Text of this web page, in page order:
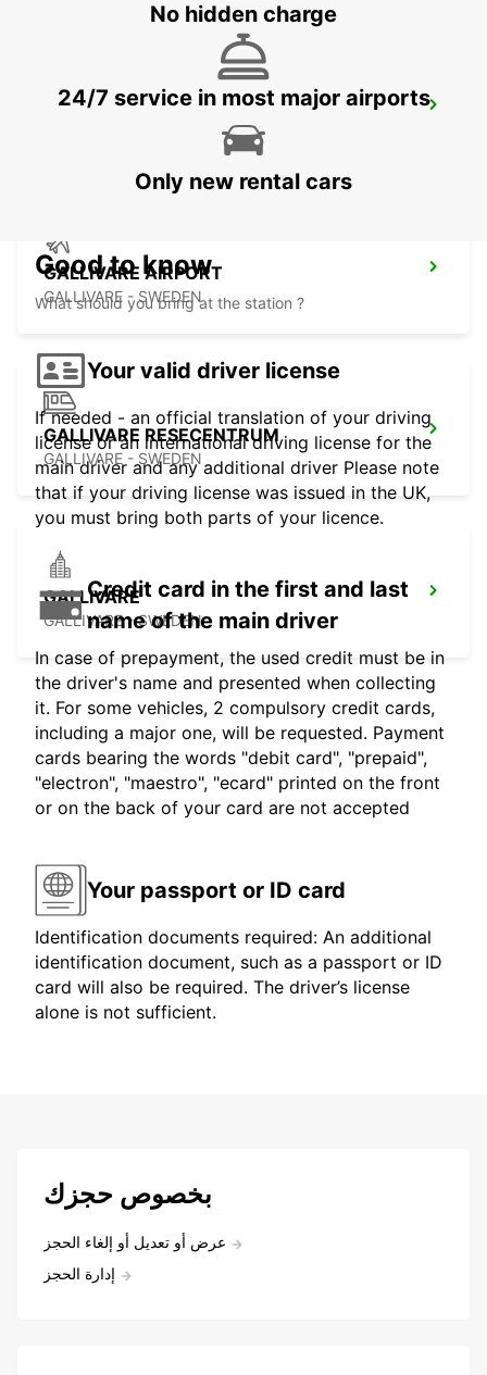
IVALO AIRPORT
GALLIVARE AIRPORT
GALLIVARE - SWEDEN
GALLIVARE RESECENTRUM
GALLIVARE - SWEDEN
GALLIVARE
GALLIVARE - SWEDEN
No hidden charge
24/7 service in most major airports
Only new rental cars
Good to know
What should you bring at the station ?
Your valid driver license
If needed - an official translation of your driving
license or an international driving license for the
main driver and any additional driver Please note
that if your driving license was issued in the UK,
you must bring both parts of your licence.
Credit card in the first and last
name of the main driver
In case of prepayment, the used credit must be in
the driver's name and presented when collecting
it. For some vehicles, 2 compulsory credit cards,
including a major one, will be requested. Payment
cards bearing the words "debit card", "prepaid",
"electron", "maestro", "ecard" printed on the front
or on the back of your card are not accepted
Your passport or ID card
Identification documents required: An additional
identification document, such as a passport or ID
card will also be required. The driver’s license
alone is not sufficient.
بخصوص حجزك
عرض أو تعديل أو إلغاء الحجز
إدارة الحجز